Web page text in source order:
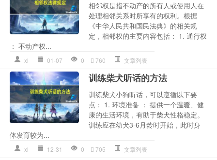
相邻权是指不动产的所有人或使用人在
处理相邻关系时所享有的权利。根据
《中华人民共和国民法典》的相关规
定，相邻权的主要内容包括： 1. 通行权
： 不动产权...
xl 01-07 0 760 文章列表
训练柴犬听话的方法
训练柴犬小狗听话，可以遵循以下要
点： 1. 环境准备 ： 提供一个温暖、健
康的生活环境，有助于柴犬性格稳定。
训练应在幼犬3-6月龄时开始，此时身
体发育较为...
xl 12-31 0 705 文章列表